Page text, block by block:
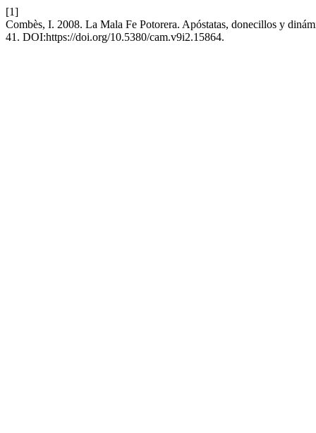
[1]
Combès, I. 2008. La Mala Fe Potorera. Apóstatas, donecillos y
41. DOI:https://doi.org/10.5380/cam.v9i2.15864.